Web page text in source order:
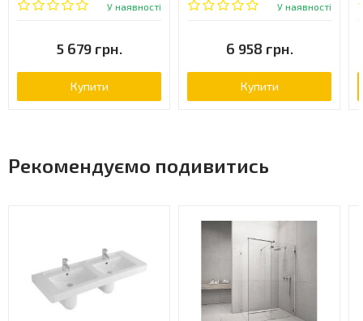
У наявності
5 679 грн.
Купити
У наявності
6 958 грн.
Купити
Рекомендуємо подивитись